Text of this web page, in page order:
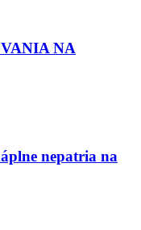
NA
nepatria na